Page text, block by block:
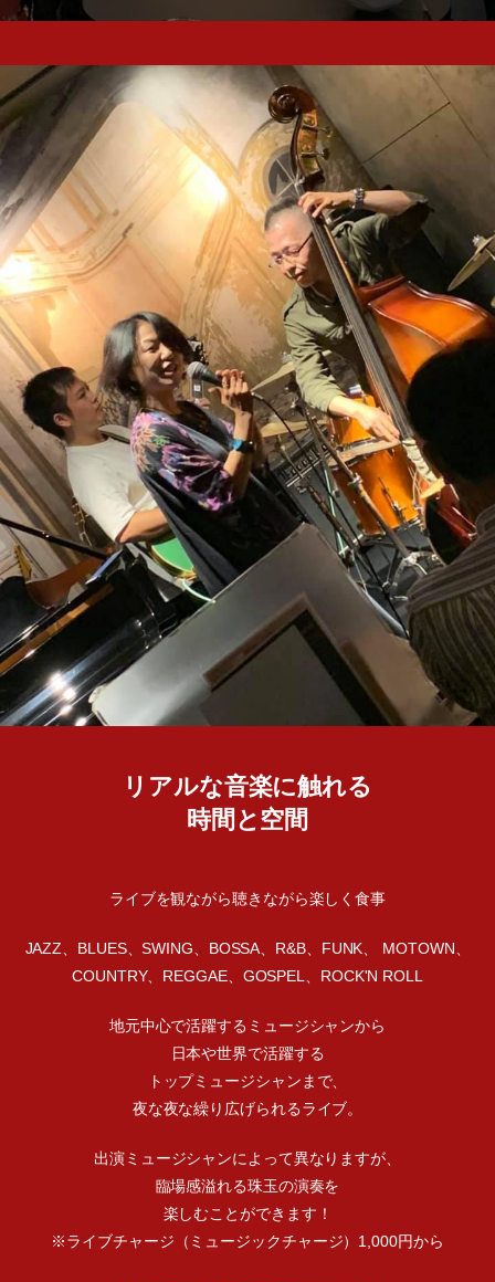
リアルな音楽に触れる
時間と空間
ライブを観ながら聴きながら楽しく食事
JAZZ、BLUES、SWING、BOSSA、R&B、FUNK、 MOTOWN、
COUNTRY、REGGAE、GOSPEL、ROCK'N ROLL
地元中心で活躍するミュージシャンから
日本や世界で活躍する
トップミュージシャンまで、
夜な夜な繰り広げられるライブ。
出演ミュージシャンによって異なりますが、
臨場感溢れる珠玉の演奏を
楽しむことができます！
※ライブチャージ（ミュージックチャージ）1,000円から